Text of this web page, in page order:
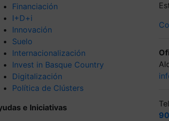
Financiación
I+D+i
Innovación
Suelo
Internacionalización
Invest in Basque Country
Digitalización
Política de Clústers
e Iniciativas